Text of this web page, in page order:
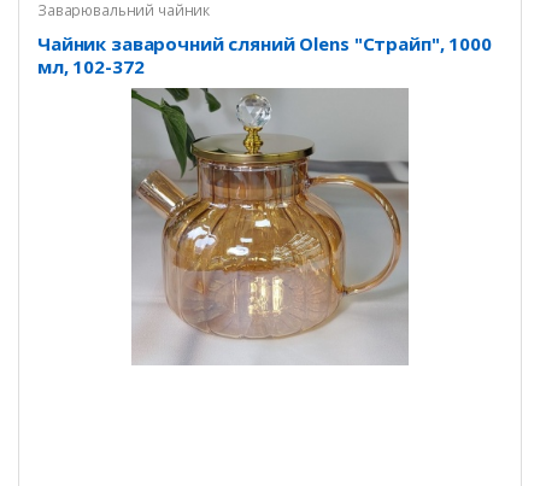
Заварювальний чайник
Чайник заварочний сляний Olens "Страйп", 1000
мл, 102-372